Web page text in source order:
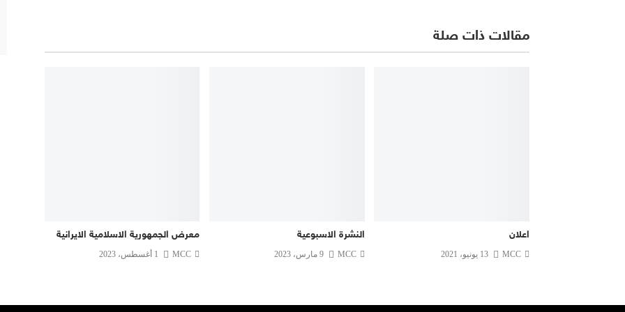
مقالات ذات صلة
اعلان
MCC 13 يونيو، 2021
النشرة الاسبوعية
MCC 9 مارس، 2023
معرض الجمهورية الاسلامية الايرانية
MCC 1 أغسطس، 2023